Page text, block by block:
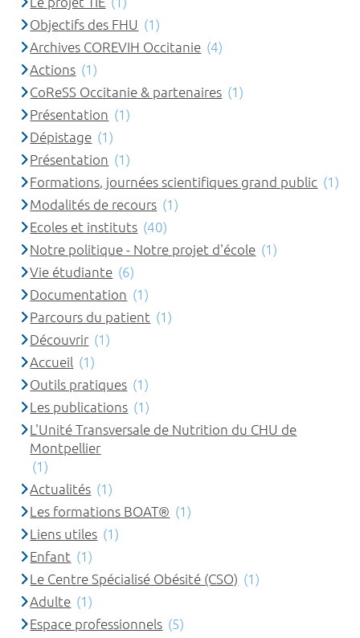
Objectifs des FHU (1)
Archives COREVIH Occitanie (4)
Actions (1)
CoReSS Occitanie & partenaires (1)
Présentation (1)
Dépistage (1)
Présentation (1)
Formations, journées scientifiques grand public (1)
Modalités de recours (1)
Ecoles et instituts (40)
Notre politique - Notre projet d'école (1)
Vie étudiante (6)
Documentation (1)
Parcours du patient (1)
Découvrir (1)
Accueil (1)
Outils pratiques (1)
Les publications (1)
L'Unité Transversale de Nutrition du CHU de
Montpellier
(1)
Actualités (1)
Les formations BOAT® (1)
Liens utiles (1)
Enfant (1)
Le Centre Spécialisé Obésité (CSO) (1)
Adulte (1)
Espace professionnels (5)